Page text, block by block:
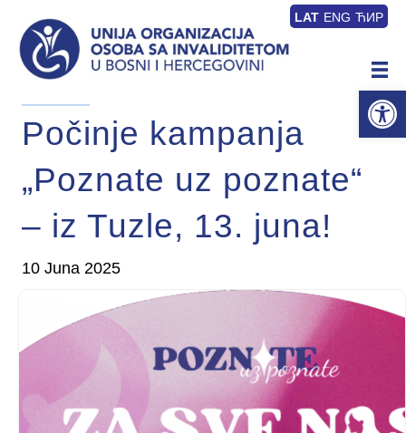
LAT ENG ЋИР
Počinje kampanja
„Poznate uz poznate“
– iz Tuzle, 13. juna!
10 Juna 2025